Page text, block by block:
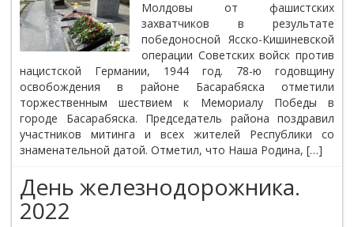
Молдовы от фашистских
захватчиков в результате
победоносной Ясско-Кишиневской
операции Советских войск против
нацистской Германии, 1944 год. 78-ю годовщину
освобождения в районе Басарабяска отметили
торжественным шествием к Мемориалу Победы в
городе Басарабяска. Председатель района поздравил
участников митинга и всех жителей Республики со
знаменательной датой. Отметил, что Наша Родина, […]
День железнодорожника.
2022